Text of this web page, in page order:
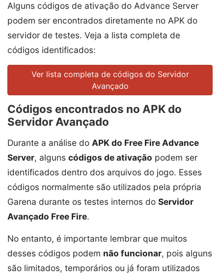
Alguns códigos de ativação do Advance Server
podem ser encontrados diretamente no APK do
servidor de testes. Veja a lista completa de
códigos identificados:
Ver lista completa de códigos do Servidor
Avançado
Códigos encontrados no APK do
Servidor Avançado
Durante a análise do APK do Free Fire Advance
Server, alguns códigos de ativação podem ser
identificados dentro dos arquivos do jogo. Esses
códigos normalmente são utilizados pela própria
Garena durante os testes internos do Servidor
Avançado Free Fire.
No entanto, é importante lembrar que muitos
desses códigos podem não funcionar, pois alguns
são limitados, temporários ou já foram utilizados